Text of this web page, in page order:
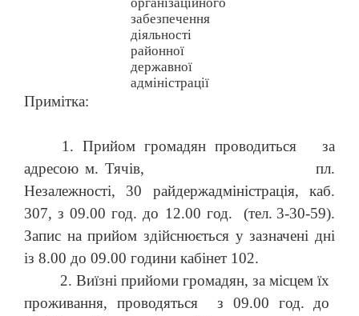
забезпечення
діяльності
районної
державної
адміністрації
Примітка:
1. Прийом громадян проводиться за
адресою м. Тячів, пл.
Незалежності, 30 райдержадміністрація, каб.
307, з 09.00 год. до 12.00 год. (тел. 3-30-59).
Запис на прийом здійснюється у зазначені дні
із 8.00 до 09.00 години кабінет 102.
2. Виїзні прийоми громадян, за місцем їх
проживання, проводяться з 09.00 год. до